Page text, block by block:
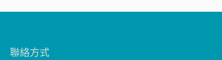
聯絡方式